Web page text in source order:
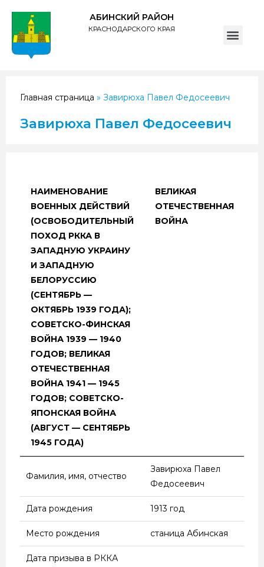
АБИНСКИЙ РАЙОН
КРАСНОДАРСКОГО КРАЯ
Главная страница » Завирюха Павел Федосеевич
Завирюха Павел Федосеевич
НАИМЕНОВАНИЕ
ВОЕННЫХ ДЕЙСТВИЙ
(ОСВОБОДИТЕЛЬНЫЙ
ПОХОД РККА В
ЗАПАДНУЮ УКРАИНУ
И ЗАПАДНУЮ
БЕЛОРУССИЮ
(СЕНТЯБРЬ —
ОКТЯБРЬ 1939 ГОДА);
СОВЕТСКО-ФИНСКАЯ
ВОЙНА 1939 — 1940
ГОДОВ; ВЕЛИКАЯ
ОТЕЧЕСТВЕННАЯ
ВОЙНА 1941 — 1945
ГОДОВ; СОВЕТСКО-
ЯПОНСКАЯ ВОЙНА
(АВГУСТ — СЕНТЯБРЬ
1945 ГОДА)
ВЕЛИКАЯ
ОТЕЧЕСТВЕННАЯ
ВОЙНА
ВОЕННЫХ ДЕЙСТВИЙ
ПОХОД РККА В
ЗАПАДНУЮ УКРАИНУ
И ЗАПАДНУЮ
БЕЛОРУССИЮ
ВЕЛИКАЯ
ОТЕЧЕСТВЕННАЯ
Фамилия, имя, отчество
Завирюха Павел
Федосеевич
Дата рождения 1913 год
Место рождения станица Абинская
Дата призыва в РККА